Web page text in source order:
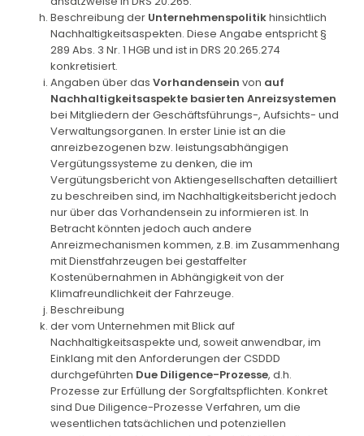
Beschreibung der Unternehmenspolitikhinsichtlich
Nachhaltigkeitsaspekten. Diese Angabe entspricht §
289 Abs. 3 Nr. 1 HGB und ist in DRS 20.265.274
konkretisiert.
Angaben über das Vorhandensein von auf
Nachhaltigkeitsaspekte basierten Anreizsystemen
bei Mitgliedern der Geschäftsführungs-, Aufsichts- und
Verwaltungsorganen. In erster Linie ist an die
anreizbezogenen bzw. leistungsabhängigen
Vergütungssysteme zu denken, die im
Vergütungsbericht von Aktiengesellschaften detailliert
zu beschreiben sind, im Nachhaltigkeitsbericht jedoch
nur über das Vorhandensein zu informieren ist. In
Betracht könnten jedoch auch andere
Anreizmechanismen kommen, z.B. im Zusammenhang
mit Dienstfahrzeugen bei gestaffelter
Kostenübernahmen in Abhängigkeit von der
Klimafreundlichkeit der Fahrzeuge.
Beschreibung
der vom Unternehmen mit Blick auf
Nachhaltigkeitsaspekte und, soweit anwendbar, im
Einklang mit den Anforderungen der CSDDD
durchgeführten Due Diligence-Prozesse, d.h.
Prozesse zur Erfüllung der Sorgfaltspflichten. Konkret
sind Due Diligence-Prozesse Verfahren, um die
wesentlichen tatsächlichen und potenziellen